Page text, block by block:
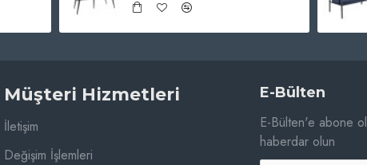
Müşteri Hizmetleri
İletişim
Değişim İşlemleri
E-Bülten
E-Bülten'e abone
haberdar olun